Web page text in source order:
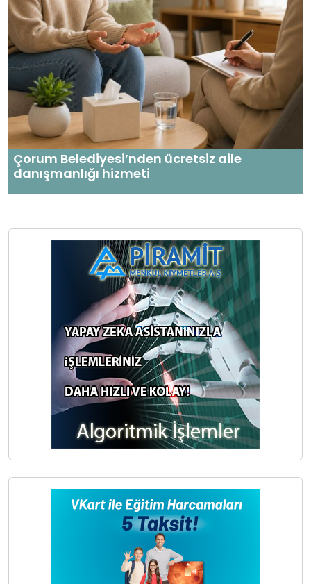
Çorum Belediyesi’nden ücretsiz aile
danışmanlığı hizmeti